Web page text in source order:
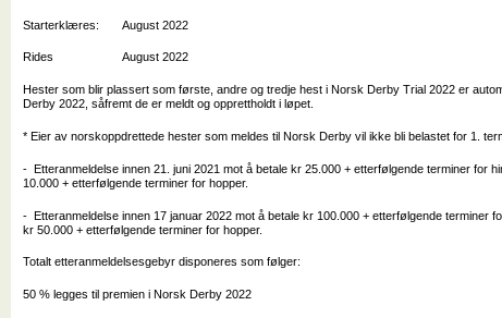
Starterklæres: August 2022
Rides August 2022
Hester som blir plassert som første, andre og tredje hest i Norsk Derby Trial 2022 er
Derby 2022, såfremt de er meldt og opprettholdt i løpet.
* Eier av norskoppdrettede hester som meldes til Norsk Derby vil ikke bli belastet for 1.
- Etteranmeldelse innen 21. juni 2021 mot å betale kr 25.000 + etterfølgende terminer for
10.000 + etterfølgende terminer for hopper.
- Etteranmeldelse innen 17 januar 2022 mot å betale kr 100.000 + etterfølgende terminer
kr 50.000 + etterfølgende terminer for hopper.
Totalt etteranmeldelsesgebyr disponeres som følger:
50 % legges til premien i Norsk Derby 2022